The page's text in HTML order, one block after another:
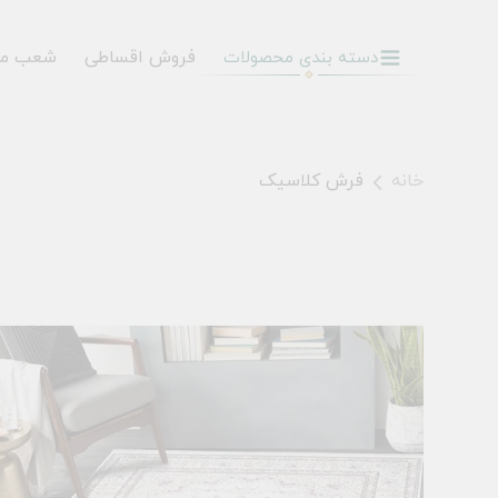
دسته بندی محصولات فروش اقساطی شعب
خانه فرش کلاسیک